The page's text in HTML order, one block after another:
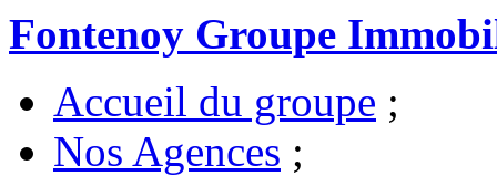
Fontenoy Groupe
Accueil du groupe ;
Nos Agences ;